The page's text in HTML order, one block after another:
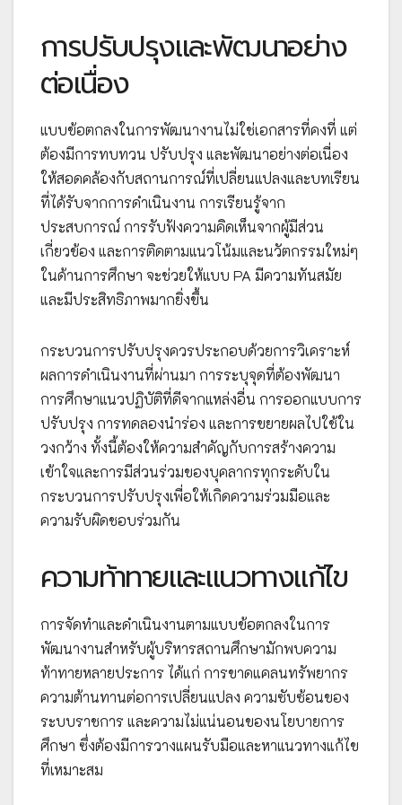
การปรับปรุงและพัฒนาอย่าง
ต่อเนื่อง
แบบข้อตกลงในการพัฒนางานไม่ใช่เอกสารที่คงที่ แต่
ต้องมีการทบทวน ปรับปรุง และพัฒนาอย่างต่อเนื่อง
ให้สอดคล้องกับสถานการณ์ที่เปลี่ยนแปลงและบทเรียน
ที่ได้รับจากการดำเนินงาน การเรียนรู้จาก
ประสบการณ์ การรับฟังความคิดเห็นจากผู้มีส่วน
เกี่ยวข้อง และการติดตามแนวโน้มและนวัตกรรมใหม่ๆ
ในด้านการศึกษา จะช่วยให้แบบ PA มีความทันสมัย
และมีประสิทธิภาพมากยิ่งขึ้น
กระบวนการปรับปรุงควรประกอบด้วยการวิเคราะห์
ผลการดำเนินงานที่ผ่านมา การระบุจุดที่ต้องพัฒนา
การศึกษาแนวปฏิบัติที่ดีจากแหล่งอื่น การออกแบบการ
ปรับปรุง การทดลองนำร่อง และการขยายผลไปใช้ใน
วงกว้าง ทั้งนี้ต้องให้ความสำคัญกับการสร้างความ
เข้าใจและการมีส่วนร่วมของบุคลากรทุกระดับใน
กระบวนการปรับปรุงเพื่อให้เกิดความร่วมมือและ
ความรับผิดชอบร่วมกัน
ความท้าทายและแนวทางแก้ไข
การจัดทำและดำเนินงานตามแบบข้อตกลงในการ
พัฒนางานสำหรับผู้บริหารสถานศึกษามักพบความ
ท้าทายหลายประการ ได้แก่ การขาดแคลนทรัพยากร
ความต้านทานต่อการเปลี่ยนแปลง ความซับซ้อนของ
ระบบราชการ และความไม่แน่นอนของนโยบายการ
ศึกษา ซึ่งต้องมีการวางแผนรับมือและหาแนวทางแก้ไข
ที่เหมาะสม